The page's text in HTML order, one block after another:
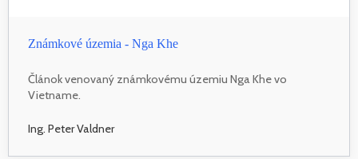
Známkové územia - Nga Khe
Článok venovaný známkovému územiu Nga Khe vo
Vietname.
Ing. Peter Valdner